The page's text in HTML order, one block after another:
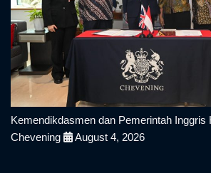
Kemendikdasmen dan Pemerintah Inggris
Chevening
August 4, 2026